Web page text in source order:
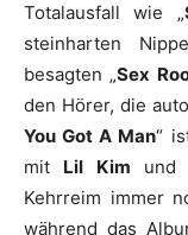
Totalausfall wie „
steinharten
besagten „Sex
den Hörer, die
You Got A Man“
mit Lil Kim und
Kehrreim immer
während das